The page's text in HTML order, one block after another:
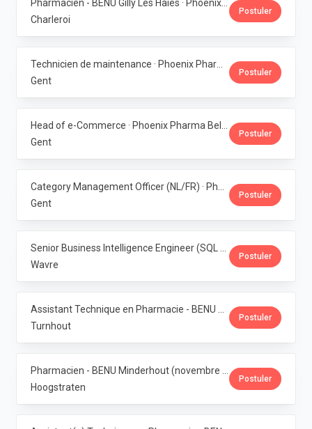
Charleroi
Postuler
Gent
Postuler
Gent
Postuler
Gent
Postuler
Wavre
Postuler
Turnhout
Postuler
Hoogstraten
Postuler